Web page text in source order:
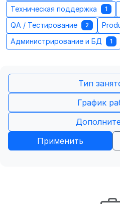
Техническая поддержка 1
QA / Тестирование 2
Администрирование и БД 1
Тип
График
Применить